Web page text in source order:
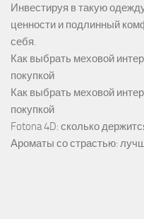
Инвестируя в такую
ценности и подлинный
себя.
Как выбрать меховой
покупкой
Как выбрать меховой
покупкой
Fotona 4D: сколько
Ароматы со страстью: